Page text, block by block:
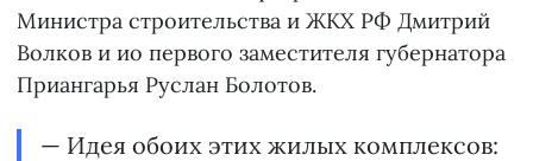
Министра строительства и ЖКХ РФ Дмитрий
Волков и ио первого заместителя губернатора
Приангарья Руслан Болотов.
— Идея обоих этих жилых комплексов: